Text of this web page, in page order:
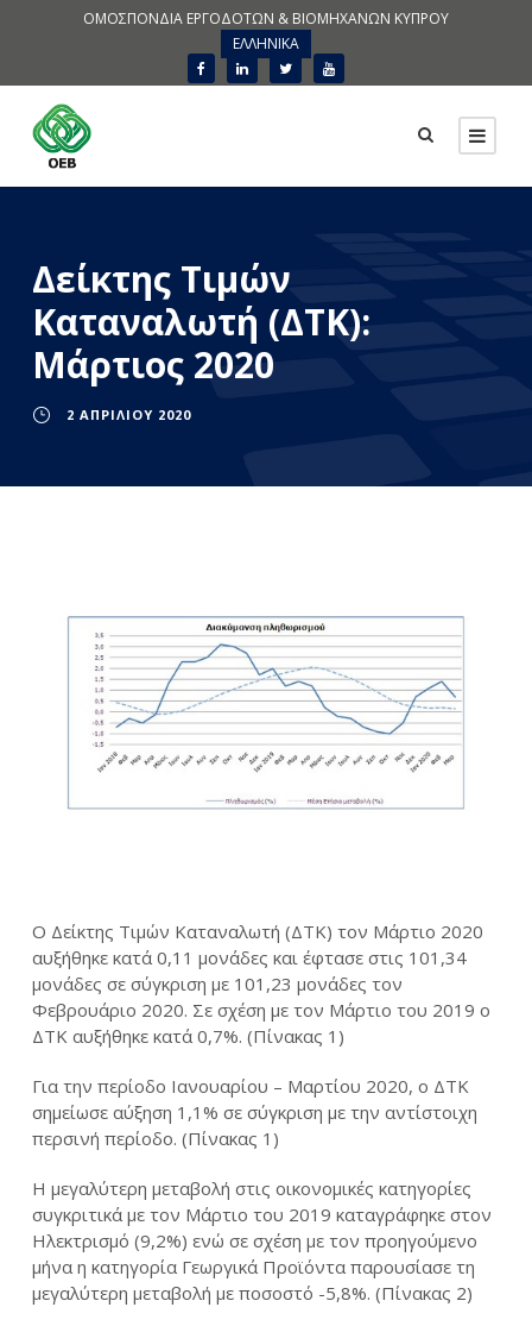
ΟΜΟΣΠΟΝΔΙΑ ΕΡΓΟΔΟΤΩΝ & ΒΙΟΜΗΧΑΝΩΝ ΚΥΠΡΟΥ
ΕΛΛΗΝΙΚΑ
Δείκτης Τιμών
Καταναλωτή (ΔΤΚ):
Μάρτιος 2020
2 ΑΠΡΙΛΊΟΥ 2020
Ο Δείκτης Τιμών Καταναλωτή (ΔΤΚ) τον Μάρτιο 2020
αυξήθηκε κατά 0,11 μονάδες και έφτασε στις 101,34
μονάδες σε σύγκριση με 101,23 μονάδες τον
Φεβρουάριο 2020. Σε σχέση με τον Μάρτιο του 2019 ο
ΔΤΚ αυξήθηκε κατά 0,7%. (Πίνακας 1)
Για την περίοδο Ιανουαρίου – Μαρτίου 2020, ο ΔΤΚ
σημείωσε αύξηση 1,1% σε σύγκριση με την αντίστοιχη
περσινή περίοδο. (Πίνακας 1)
Η μεγαλύτερη μεταβολή στις οικονομικές κατηγορίες
συγκριτικά με τον Μάρτιο του 2019 καταγράφηκε στον
Ηλεκτρισμό (9,2%) ενώ σε σχέση με τον προηγούμενο
μήνα η κατηγορία Γεωργικά Προϊόντα παρουσίασε τη
μεγαλύτερη μεταβολή με ποσοστό -5,8%. (Πίνακας 2)